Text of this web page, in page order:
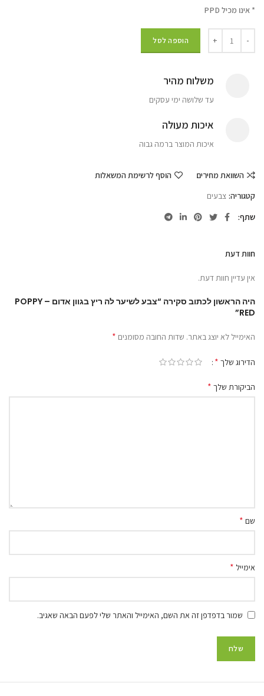
* אינו מכיל PPD
הוספה לסל
משלוח מהיר
עד שלושה ימי עסקים
איכות מעולה
איכות המוצר ברמה גבוה
השוואת מחירים
הוסף לרשימת המשאלות
קטגוריה: צבעים
שתף
חוות דעת
אין עדיין חוות דעת.
היה הראשון לכתוב סקירה “צבע לשיער לה ריץ בגוון אדום – POPPY
RED”
האימייל לא יוצג באתר. שדות החובה מסומנים *
הדירוג שלך *
הביקורת שלך *
שם *
אימייל *
שמור בדפדפן זה את השם, האימייל והאתר שלי לפעם הבאה שאגיב.